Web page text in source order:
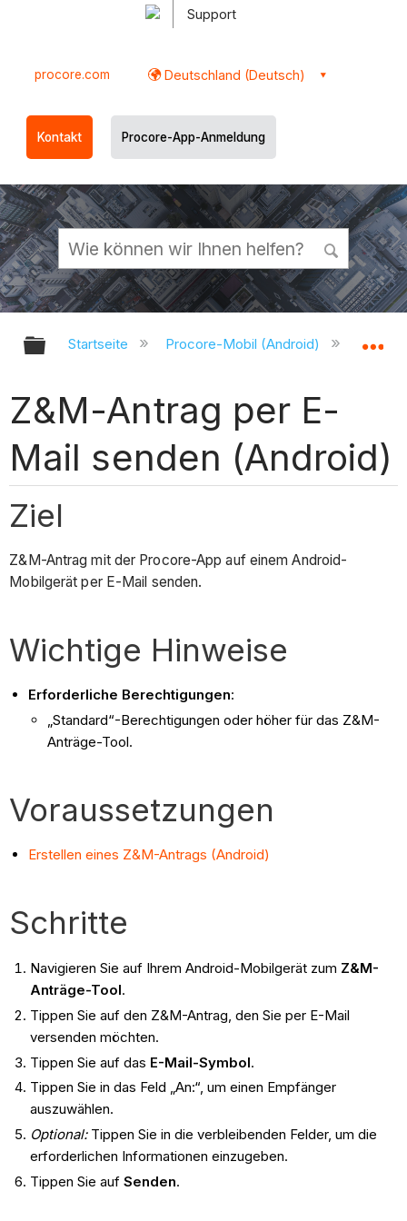
Support
procore.com Deutschland (Deutsch)
Kontakt Procore-App-Anmeldung
Globale Hierarchie auf- und
Startseite Procore-Mobil (Android)
Z&M-Antrag per E-
Mail senden (Android)
Ziel
Z&M-Antrag mit der Procore-App auf einem Android-
Mobilgerät per E-Mail senden.
Wichtige Hinweise
Erforderliche Berechtigungen:
„Standard“-Berechtigungen oder höher für das Z&M-
Anträge-Tool.
Voraussetzungen
Erstellen eines Z&M-Antrags (Android)
Schritte
Navigieren Sie auf Ihrem Android-Mobilgerät zum Z&M-
Anträge-Tool.
Tippen Sie auf den Z&M-Antrag, den Sie per E-Mail
versenden möchten.
Tippen Sie auf das E-Mail-Symbol.
Tippen Sie in das Feld „An:“, um einen Empfänger
auszuwählen.
Optional:Tippen Sie in die verbleibenden Felder, um die
erforderlichen Informationen einzugeben.
Tippen Sie auf Senden.